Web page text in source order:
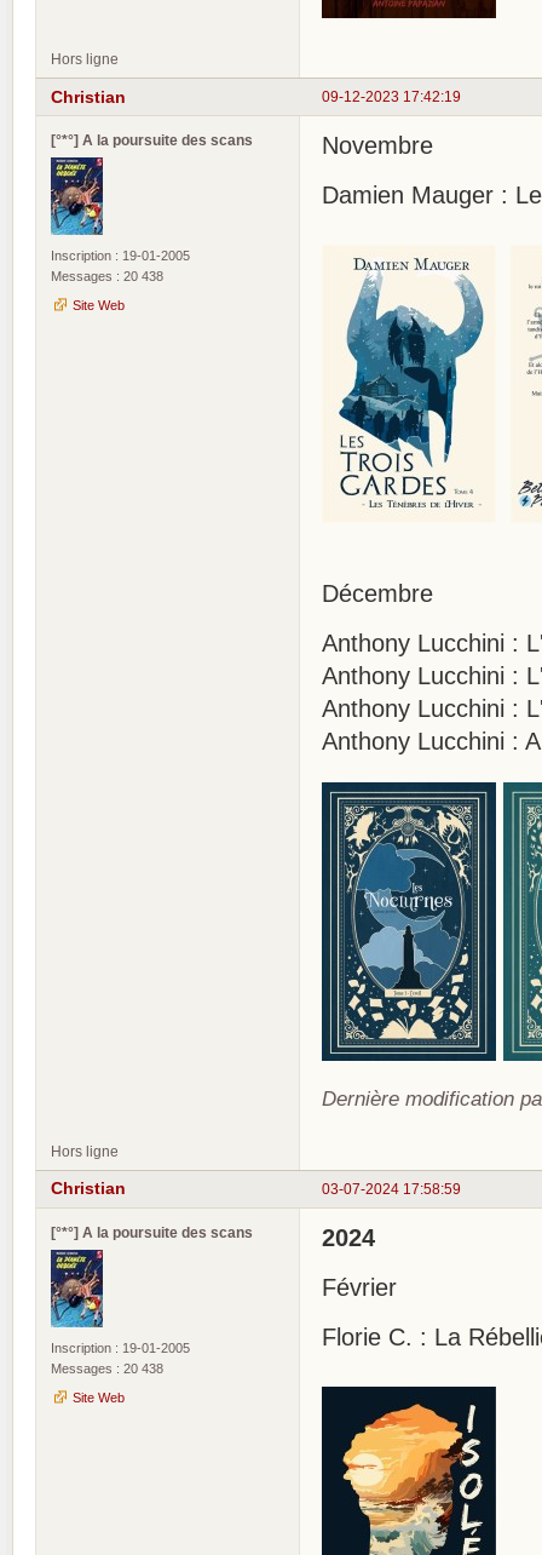
Hors ligne
09-12-2023 17:42:19
Christian
[°*°] A la poursuite des scans
Inscription : 19-01-2005
Messages : 20 438
Site Web
Novembre
Damien Mauger :
Décembre
Anthony Lucchini :
Anthony Lucchini :
Anthony Lucchini :
Anthony Lucchini :
Dernière modification
Hors ligne
03-07-2024 17:58:59
Christian
[°*°] A la poursuite des scans
Inscription : 19-01-2005
Messages : 20 438
Site Web
2024
Février
Florie C. : La